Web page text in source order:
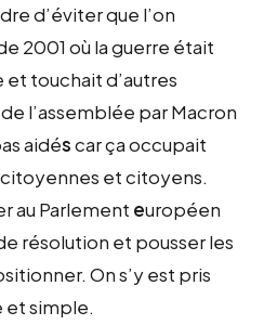
d’éviter que l’on
2001 où la guerre était
touchait d’autres
l’assemblée par Macron
aidéscar ça occupait
et citoyens.
au Parlement européen
résolution et pousser les
On s’y est pris
et simple.